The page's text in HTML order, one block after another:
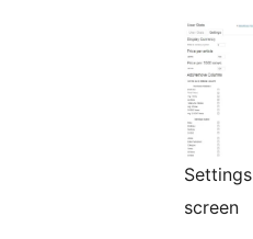
Settings
screen